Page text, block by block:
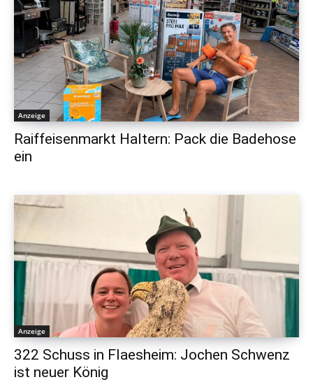
Anzeige
Raiffeisenmarkt Haltern: Pack die Badehose
ein
Anzeige
322 Schuss in Flaesheim: Jochen Schwenz
ist neuer König